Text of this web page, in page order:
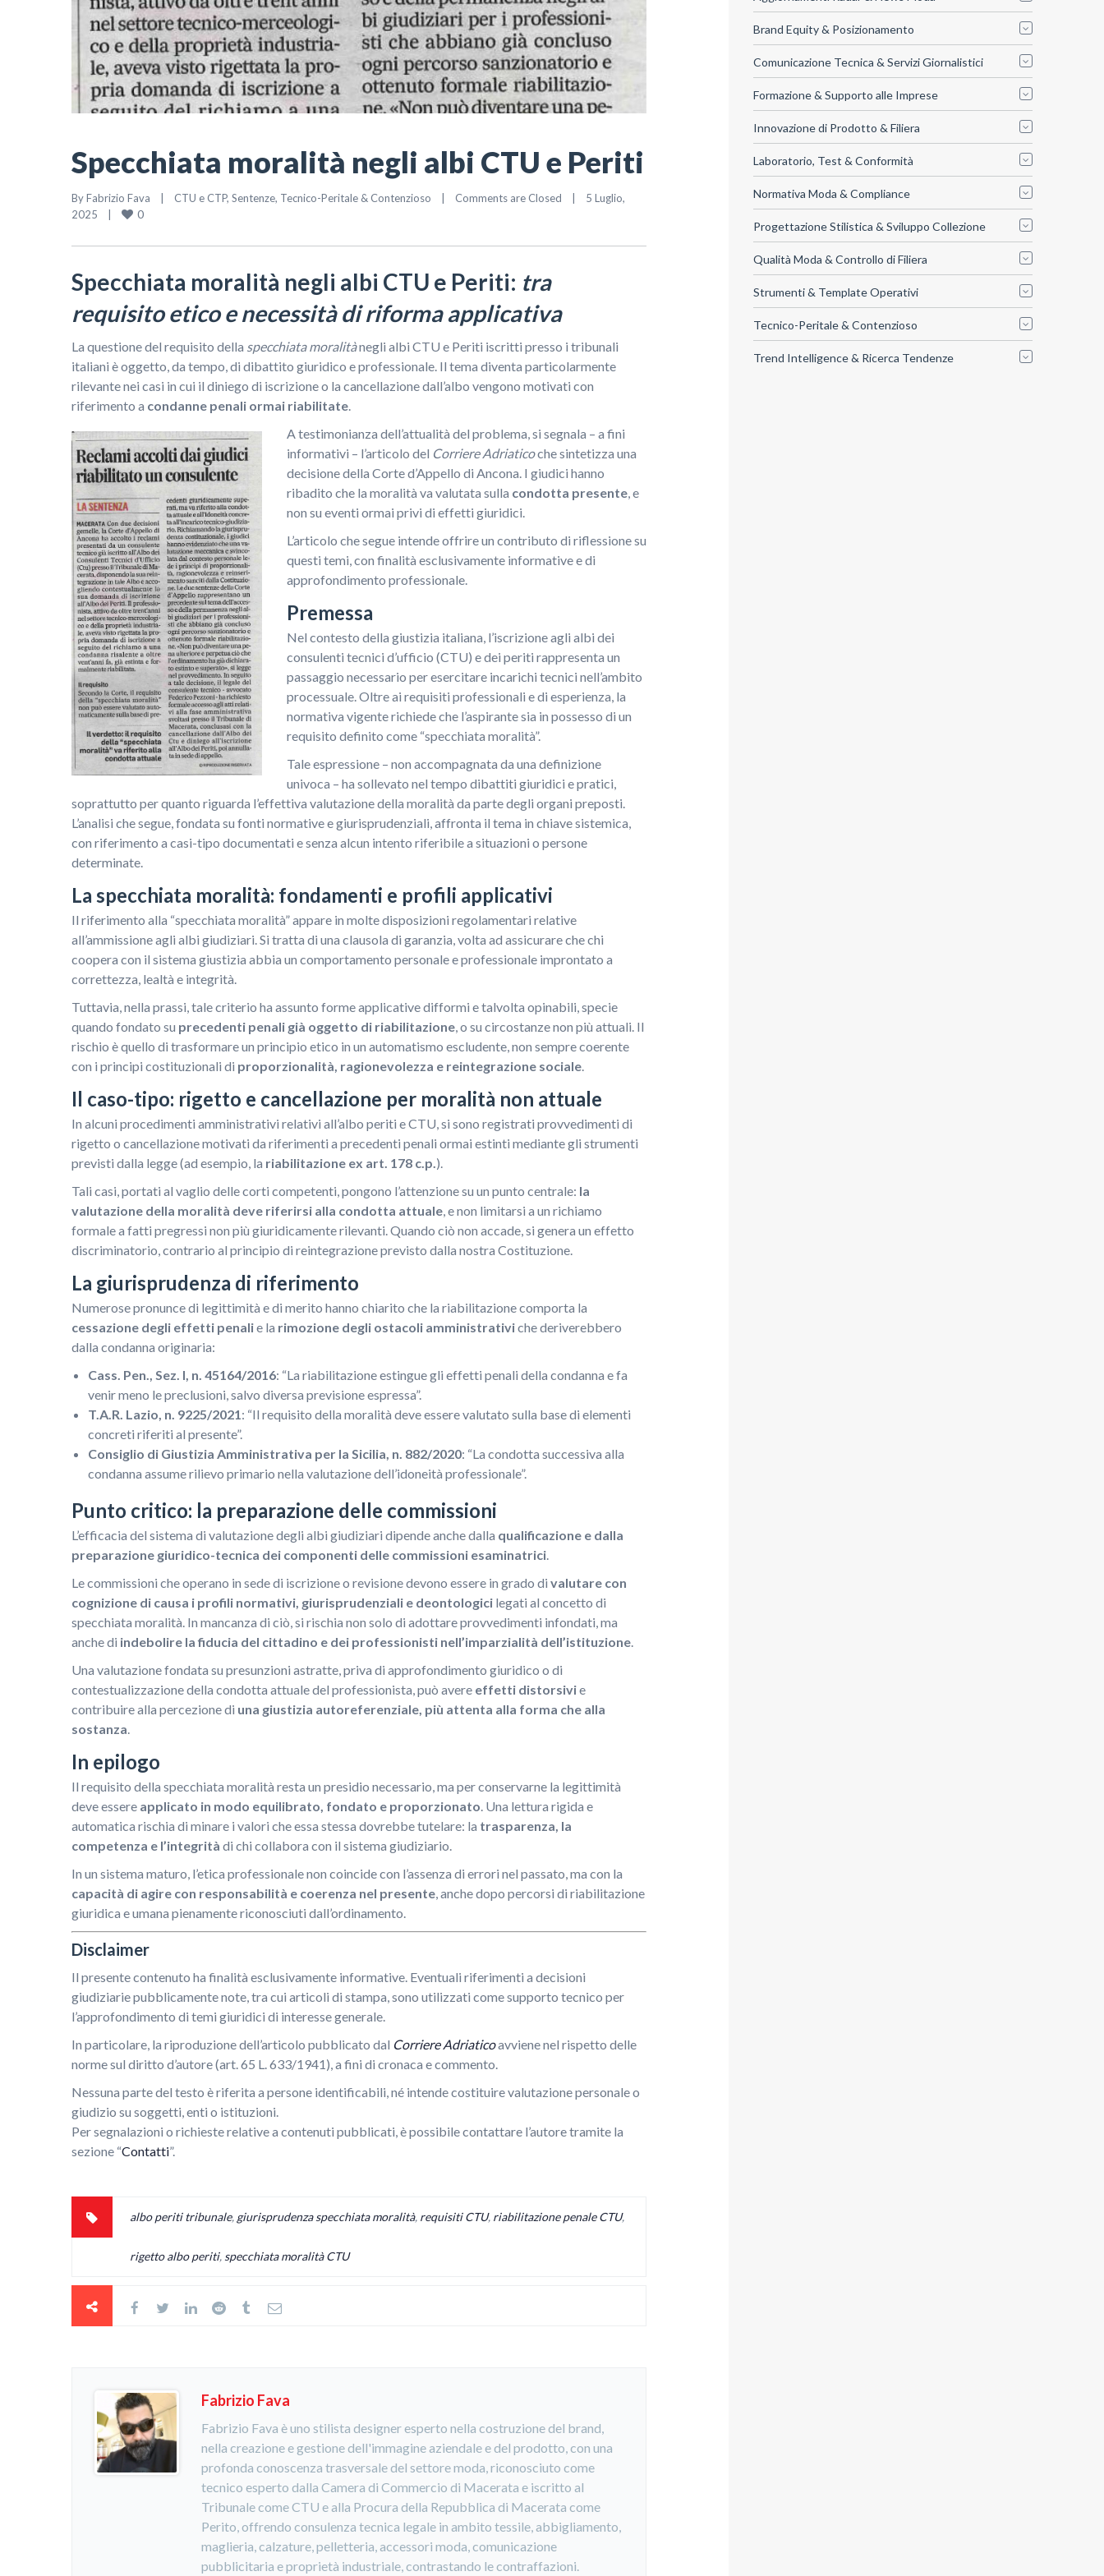
Specchiata moralità negli albi CTU e Periti
By Fabrizio Fava | CTU e CTP, Sentenze, Tecnico-Peritale & Contenzioso | Comments are Closed |
5 Luglio,
2025 | 0
Specchiata moralità negli albi CTU e Periti: tra
requisito etico e necessità di riforma applicativa
La questione del requisito della specchiata moralitànegli albi CTU e Periti iscritti presso i tribunali
italiani è oggetto, da tempo, di dibattito giuridico e professionale. Il tema diventa particolarmente
rilevante nei casi in cui il diniego di iscrizione o la cancellazione dall’albo vengono motivati con
riferimento a condanne penali ormai riabilitate
A testimonianza dell’attualità del problema, si segnala – a fini
informativi – l’articolo del Corriere Adriaticoche sintetizza una
decisione della Corte d’Appello di Ancona. I giudici hanno
ribadito che la moralità va valutata sulla condotta presente , e
non su eventi ormai privi di effetti giuridici.
L’articolo che segue intende offrire un contributo di riflessione su
questi temi, con finalità esclusivamente informative e di
approfondimento professionale.
Premessa
Nel contesto della giustizia italiana, l’iscrizione agli albi dei
consulenti tecnici d’ufficio (CTU) e dei periti rappresenta un
passaggio necessario per esercitare incarichi tecnici nell’ambito
processuale. Oltre ai requisiti professionali e di esperienza, la
normativa vigente richiede che l’aspirante sia in possesso di un
requisito definito come “specchiata moralità”.
Tale espressione – non accompagnata da una definizione
univoca – ha sollevato nel tempo dibattiti giuridici e pratici,
soprattutto per quanto riguarda l’effettiva valutazione della moralità da parte degli organi preposti.
L’analisi che segue, fondata su fonti normative e giurisprudenziali, affronta il tema in chiave sistemica,
con riferimento a casi-tipo documentati e senza alcun intento riferibile a situazioni o persone
determinate.
La specchiata moralità: fondamenti e profili applicativi
Il riferimento alla “specchiata moralità” appare in molte disposizioni regolamentari relative
all’ammissione agli albi giudiziari. Si tratta di una clausola di garanzia, volta ad assicurare che chi
coopera con il sistema giustizia abbia un comportamento personale e professionale improntato a
correttezza, lealtà e integrità.
Tuttavia, nella prassi, tale criterio ha assunto forme applicative difformi e talvolta opinabili, specie
quando fondato su precedenti penali già oggetto di riabilitazione , o su circostanze non più attuali. Il
rischio è quello di trasformare un principio etico in un automatismo escludente, non sempre coerente
con i principi costituzionali di proporzionalità, ragionevolezza e reintegrazione sociale
Il caso-tipo: rigetto e cancellazione per moralità non attuale
In alcuni procedimenti amministrativi relativi all’albo periti e CTU, si sono registrati provvedimenti di
rigetto o cancellazione motivati da riferimenti a precedenti penali ormai estinti mediante gli strumenti
previsti dalla legge (ad esempio, la riabilitazione ex art. 178 c.p. ).
Tali casi, portati al vaglio delle corti competenti, pongono l’attenzione su un punto centrale: la
valutazione della moralità deve riferirsi alla condotta attuale , e non limitarsi a un richiamo
formale a fatti pregressi non più giuridicamente rilevanti. Quando ciò non accade, si genera un effetto
discriminatorio, contrario al principio di reintegrazione previsto dalla nostra Costituzione.
La giurisprudenza di riferimento
Numerose pronunce di legittimità e di merito hanno chiarito che la riabilitazione comporta la
cessazione degli effetti penalie la rimozione degli ostacoli amministrativiche deriverebbero
dalla condanna originaria:
Cass. Pen., Sez. I, n. 45164/2016: “La riabilitazione estingue gli effetti penali della condanna e fa
venir meno le preclusioni, salvo diversa previsione espressa”.
T.A.R. Lazio, n. 9225/2021 : “Il requisito della moralità deve essere valutato sulla base di elementi
concreti riferiti al presente”.
Consiglio di Giustizia Amministrativa per la Sicilia, n. 882/2020: “La condotta successiva alla
condanna assume rilievo primario nella valutazione dell’idoneità professionale”.
Punto critico: la preparazione delle commissioni
L’efficacia del sistema di valutazione degli albi giudiziari dipende anche dalla qualificazione e dalla
preparazione giuridico-tecnica dei componenti delle commissioni esaminatrici
Le commissioni che operano in sede di iscrizione o revisione devono essere in grado di valutare con
cognizione di causa i profili normativi, giurisprudenziali e deontologici legati al concetto di
specchiata moralità. In mancanza di ciò, si rischia non solo di adottare provvedimenti infondati, ma
anche di indebolire la fiducia del cittadino e dei professionisti nell’imparzialità dell’istituzione
Una valutazione fondata su presunzioni astratte, priva di approfondimento giuridico o di
contestualizzazione della condotta attuale del professionista, può avere effetti distorsivie
contribuire alla percezione di una giustizia autoreferenziale, più attenta alla forma che alla
sostanza
In epilogo
Il requisito della specchiata moralità resta un presidio necessario, ma per conservarne la legittimità
deve essere applicato in modo equilibrato, fondato e proporzionato . Una lettura rigida e
automatica rischia di minare i valori che essa stessa dovrebbe tutelare: la trasparenza, la
competenza e l’integrità di chi collabora con il sistema giudiziario.
In un sistema maturo, l’etica professionale non coincide con l’assenza di errori nel passato, ma con la
capacità di agire con responsabilità e coerenza nel presente , anche dopo percorsi di riabilitazione
giuridica e umana pienamente riconosciuti dall’ordinamento.
Disclaimer
Il presente contenuto ha finalità esclusivamente informative. Eventuali riferimenti a decisioni
giudiziarie pubblicamente note, tra cui articoli di stampa, sono utilizzati come supporto tecnico per
l’approfondimento di temi giuridici di interesse generale.
In particolare, la riproduzione dell’articolo pubblicato dal Corriere Adriaticoavviene nel rispetto delle
norme sul diritto d’autore (art. 65 L. 633/1941), a fini di cronaca e commento.
Nessuna parte del testo è riferita a persone identificabili, né intende costituire valutazione personale o
giudizio su soggetti, enti o istituzioni.
Per segnalazioni o richieste relative a contenuti pubblicati, è possibile contattare l’autore tramite la
sezione “Contatti”.
albo periti tribunale, giurisprudenza specchiata moralità, requisiti CTU, riabilitazione penale CTU,
rigetto albo periti, specchiata moralità CTU
Fabrizio Fava
Fabrizio Fava è uno stilista designer esperto nella costruzione del brand,
nella creazione e gestione dell'immagine aziendale e del prodotto, con una
profonda conoscenza trasversale del settore moda, riconosciuto come
tecnico esperto dalla Camera di Commercio di Macerata e iscritto al
Tribunale come CTU e alla Procura della Repubblica di Macerata come
Perito, offrendo consulenza tecnica legale in ambito tessile, abbigliamento,
maglieria, calzature, pelletteria, accessori moda, comunicazione
pubblicitaria e proprietà industriale, contrastando le contraffazioni.
Brand Equity & Posizionamento
Comunicazione Tecnica & Servizi Giornalistici
Formazione & Supporto alle Imprese
Innovazione di Prodotto & Filiera
Laboratorio, Test & Conformità
Normativa Moda & Compliance
Progettazione Stilistica & Sviluppo Collezione
Qualità Moda & Controllo di Filiera
Strumenti & Template Operativi
Tecnico-Peritale & Contenzioso
Trend Intelligence & Ricerca Tendenze